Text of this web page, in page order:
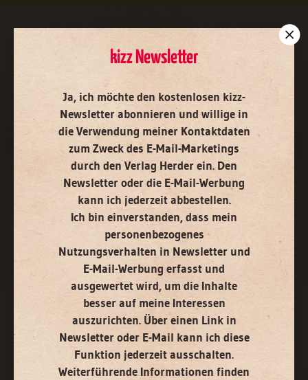
kizz Newsletter
Ja, ich möchte den kostenlosen kizz-Newsletter abonnieren
und
willige in die Verwendung meiner Kontaktdaten zum Zweck des
E-Mail-Marketings durch den Verlag Herder ein. Den Newsletter
oder die E-Mail-Werbung kann ich jederzeit abbestellen.
Ich bin einverstanden, dass mein personenbezogenes
Nutzungsverhalten in Newsletter und E-Mail-Werbung erfasst
und ausgewertet wird, um die Inhalte besser auf meine
Interessen auszurichten. Über einen Link in Newsletter oder E-
Mail kann ich diese Funktion jederzeit ausschalten.
Weiterführende Informationen finden Sie in unseren
Datenschutzhinweisen.
Jetzt anmelden
kizz Newsletter
Ja, ich möchte den kostenlosen kizz-
Newsletter abonnieren und willige in
die Verwendung meiner Kontaktdaten
zum Zweck des E-Mail-Marketings
durch den Verlag Herder ein. Den
Newsletter oder die E-Mail-Werbung
kann ich jederzeit abbestellen.
Ich bin einverstanden, dass mein
personenbezogenes
Nutzungsverhalten in Newsletter und
E-Mail-Werbung erfasst und
ausgewertet wird, um die Inhalte
besser auf meine Interessen
auszurichten. Über einen Link in
Newsletter oder E-Mail kann ich diese
Funktion jederzeit ausschalten.
Weiterführende Informationen finden